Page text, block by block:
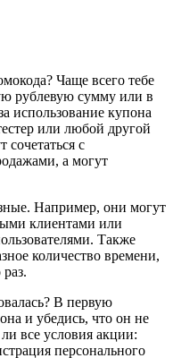
Чаще всего тебе
рублевую сумму или в
использование купона
или любой другой
с
а могут
Например, они могут
клиентами или
Также
количество времени,
В первую
и убедись, что он не
все условия акции:
персонального